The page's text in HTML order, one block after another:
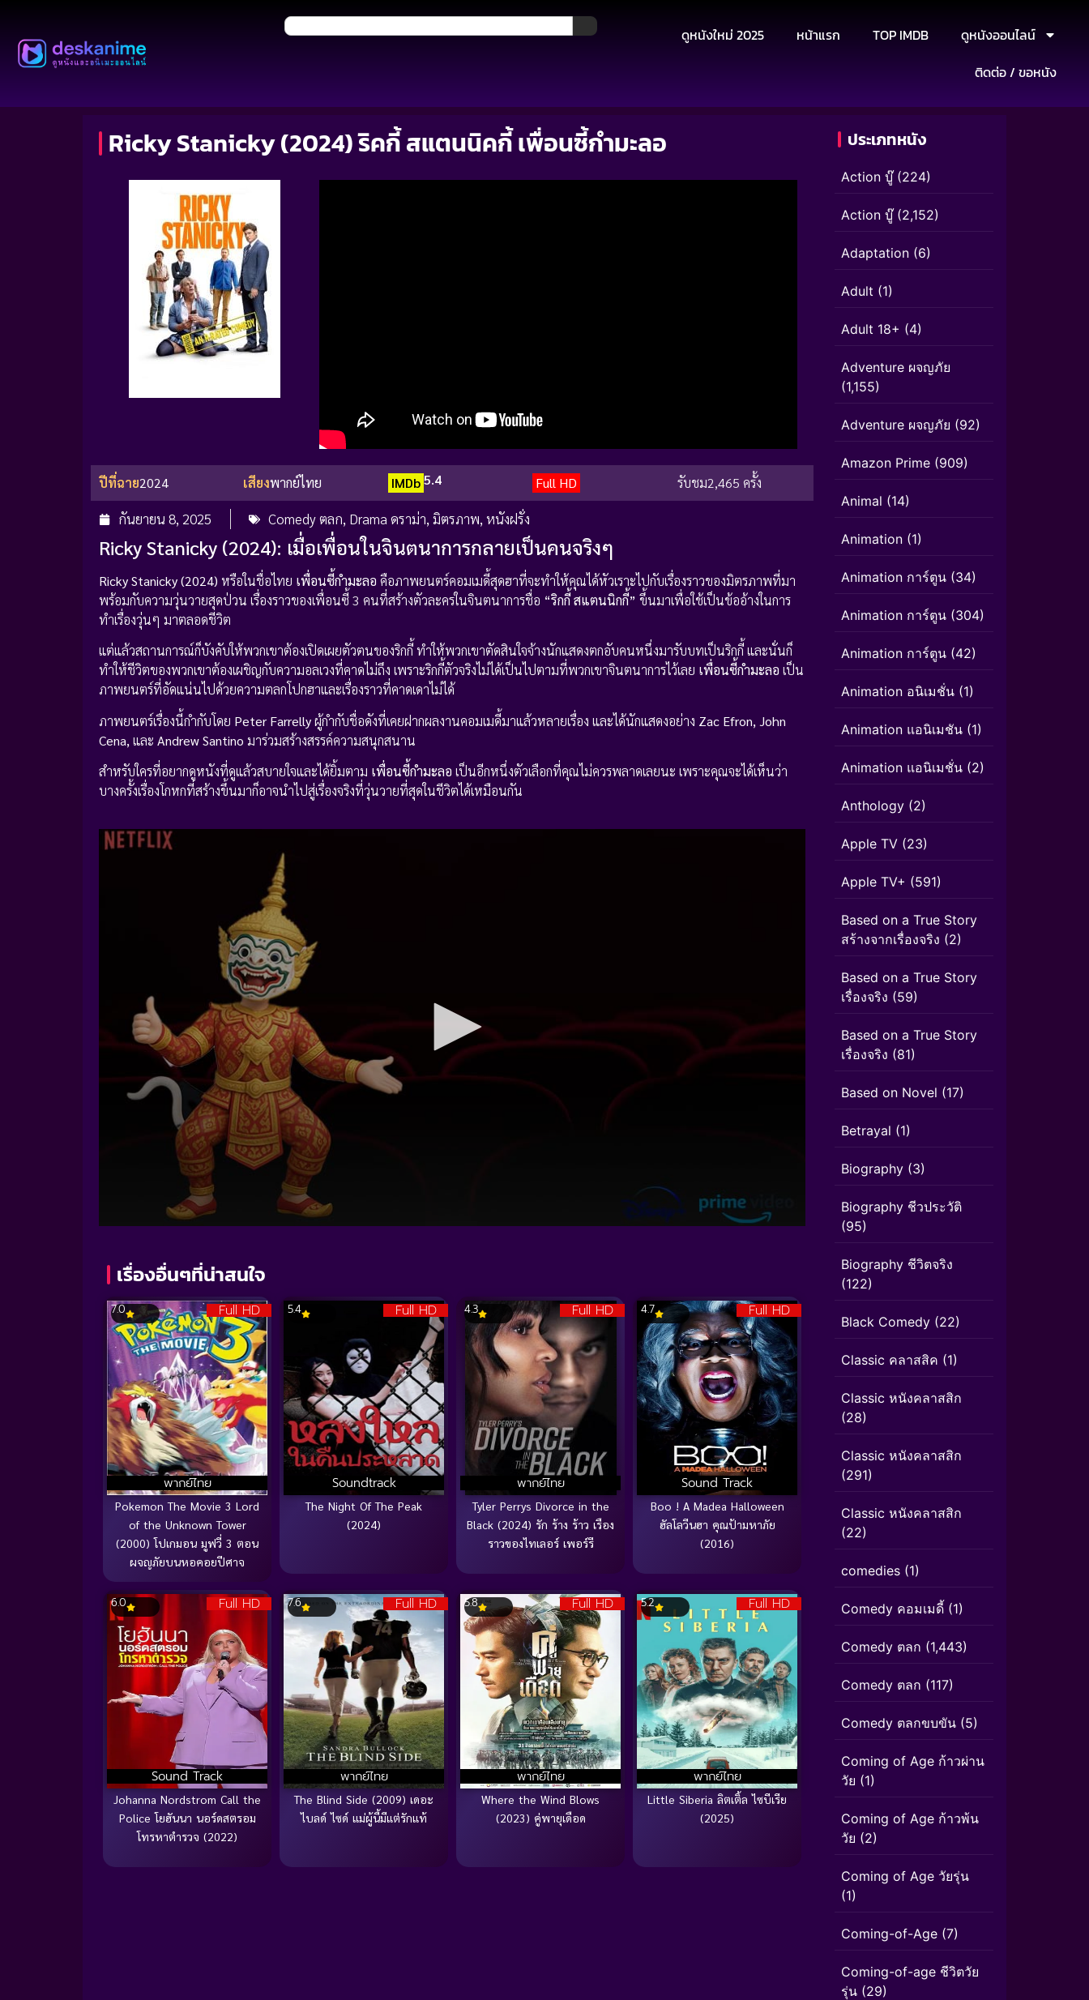
ดูหนังใหม่ 2025 หน้าแรก TOP IMDB
ดูหนังออนไลน์
ติดต่อ / ขอหนัง
Ricky Stanicky (2024) ริคกี้ สแตนนิคกี้ เพื่อนซี้กำมะลอ
ปีที่ฉาย2024 เสียงพากย์ไทย IMDb 5.4 Full HD รับชม2,465 ครั้ง
กันยายน 8, 2025 Comedy ตลก, Drama ดราม่า, มิตรภาพ, หนังฝรั่ง
Ricky Stanicky (2024): เมื่อเพื่อนในจินตนาการกลายเป็นคนจริงๆ
Ricky Stanicky (2024) หรือในชื่อไทย เพื่อนซี้กำมะลอ คือภาพยนตร์คอมเมดี้สุดฮาที่จะทำให้คุณได้หัวเราะไปกับเรื่องราวของมิตรภาพที่มา
พร้อมกับความวุ่นวายสุดป่วน เรื่องราวของเพื่อนซี้ 3 คนที่สร้างตัวละครในจินตนาการชื่อ “ริกกี้ สแตนนิกกี้” ขึ้นมาเพื่อใช้เป็นข้ออ้างในการ
ทำเรื่องวุ่นๆ มาตลอดชีวิต
แต่แล้วสถานการณ์ก็บังคับให้พวกเขาต้องเปิดเผยตัวตนของริกกี้ ทำให้พวกเขาตัดสินใจจ้างนักแสดงตกอับคนหนึ่งมารับบทเป็นริกกี้ และนั่นก็
ทำให้ชีวิตของพวกเขาต้องเผชิญกับความอลเวงที่คาดไม่ถึง เพราะริกกี้ตัวจริงไม่ได้เป็นไปตามที่พวกเขาจินตนาการไว้เลย เพื่อนซี้กำมะลอ เป็น
ภาพยนตร์ที่อัดแน่นไปด้วยความตลกโปกฮาและเรื่องราวที่คาดเดาไม่ได้
ภาพยนตร์เรื่องนี้กำกับโดย Peter Farrellyผู้กำกับชื่อดังที่เคยฝากผลงานคอมเมดี้มาแล้วหลายเรื่อง และได้นักแสดงอย่าง Zac Efron, John
Cena, และ Andrew Santino มาร่วมสร้างสรรค์ความสนุกสนาน
สำหรับใครที่อยากดูหนังที่ดูแล้วสบายใจและได้ยิ้มตาม เพื่อนซี้กำมะลอ เป็นอีกหนึ่งตัวเลือกที่คุณไม่ควรพลาดเลยนะ เพราะคุณจะได้เห็นว่า
บางครั้งเรื่องโกหกที่สร้างขึ้นมาก็อาจนำไปสู่เรื่องจริงที่วุ่นวายที่สุดในชีวิตได้เหมือนกัน
เรื่องอื่นๆที่น่าสนใจ
Full HD
พากย์ไทย
7.0
Pokemon The Movie 3 Lord
of the Unknown Tower
(2000) โปเกมอน มูฟวี่ 3 ตอน
ผจญภัยบนหอคอยปีศาจ
Full HD
Soundtrack
5.4
The Night Of The Peak
(2024)
Full HD
พากย์ไทย
4.3
Tyler Perrys Divorce in the
Black (2024) รัก ร้าง ร้าว เรือง
ราวของไทเลอร์ เพอร์รี
Full HD
Sound Track
4.7
Boo ! A Madea Halloween
ฮัลโลวีนฮา คุณป้ามหาภัย
(2016)
Full HD
Sound Track
6.0
Johanna Nordstrom Call the
Police โยฮันนา นอร์ดสตรอม
โทรหาตำรวจ (2022)
Full HD
พากย์ไทย
7.6
The Blind Side (2009) เดอะ
ไบลด์ ไซด์ แม่ผู้นี้มีแต่รักแท้
Full HD
พากย์ไทย
5.8
Where the Wind Blows
(2023) คู่พายุเดือด
Full HD
พากย์ไทย
5.2
Little Siberia ลิตเติ้ล ไซบีเรีย
(2025)
ประเภทหนัง
Action บู๊(224)
Action บู๊(2,152)
Adaptation (6)
Adult (1)
Adult 18+ (4)
Adventure ผจญภัย
(1,155)
Adventure ผจญภัย (92)
Amazon Prime (909)
Animal (14)
Animation (1)
Animation การ์ตูน (34)
Animation การ์ตูน (304)
Animation การ์ตูน (42)
Animation อนิเมชั่น (1)
Animation แอนิเมชัน (1)
Animation แอนิเมชั่น (2)
Anthology (2)
Apple TV (23)
Apple TV+ (591)
Based on a True Story
สร้างจากเรื่องจริง (2)
Based on a True Story
เรื่องจริง (59)
Based on a True Story
เรื่องจริง (81)
Based on Novel (17)
Betrayal (1)
Biography (3)
Biography ชีวประวัติ
(95)
Biography ชีวิตจริง
(122)
Black Comedy (22)
Classic คลาสสิค (1)
Classic หนังคลาสสิก
(28)
Classic หนังคลาสสิก
(291)
Classic หนังคลาสสิก
(22)
comedies (1)
Comedy คอมเมดี้ (1)
Comedy ตลก (1,443)
Comedy ตลก (117)
Comedy ตลกขบขัน (5)
Coming of Age ก้าวผ่าน
วัย (1)
Coming of Age ก้าวพ้น
วัย (2)
Coming of Age วัยรุ่น
(1)
Coming-of-Age (7)
Coming-of-age ชีวิตวัย
รุ่น (29)